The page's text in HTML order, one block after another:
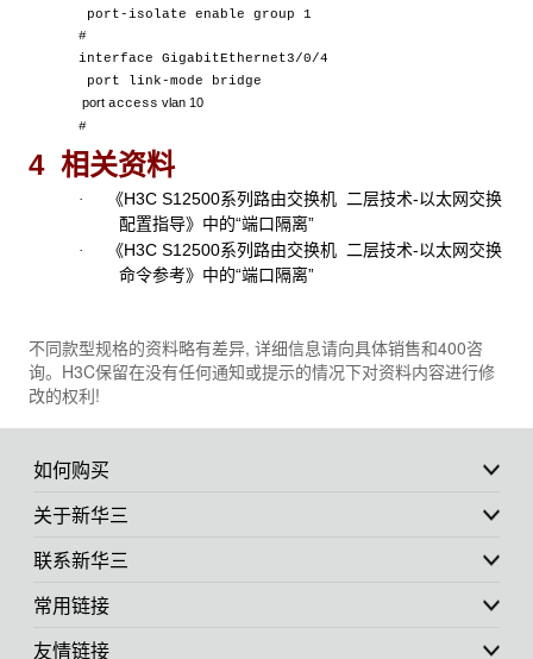
port-isolate enable group 1
#
interface GigabitEthernet3/0/4
port link-mode bridge
port access vlan 10
#
4 相关资料
· 《H3C S12500系列路由交换机 二层技术-以太网交换
配置指导》中的“端口隔离”
· 《H3C S12500系列路由交换机 二层技术-以太网交换
命令参考》中的“端口隔离”
不同款型规格的资料略有差异, 详细信息请向具体销售和400咨
询。H3C保留在没有任何通知或提示的情况下对资料内容进行修
改的权利!
如何购买
关于新华三
联系新华三
常用链接
友情链接